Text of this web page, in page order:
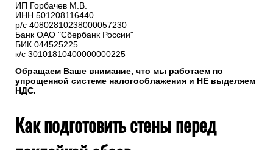
ИП Горбачев М.В.
ИНН 501208116440
р/с 40802810238000057230
Банк ОАО "Сбербанк России"
БИК 044525225
к/с 30101810400000000225
Обращаем Ваше внимание, что мы работаем по
упрощенной системе налогооблажения и НЕ выделяем
НДС.
Как подготовить стены перед